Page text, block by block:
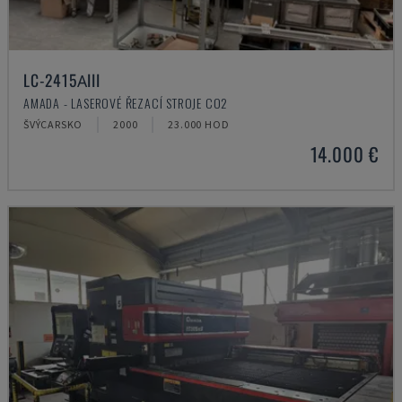
LC-2415ΑIII
AMADA - LASEROVÉ ŘEZACÍ STROJE CO2
ŠVÝCARSKO 2000 23.000 HOD
14.000 €